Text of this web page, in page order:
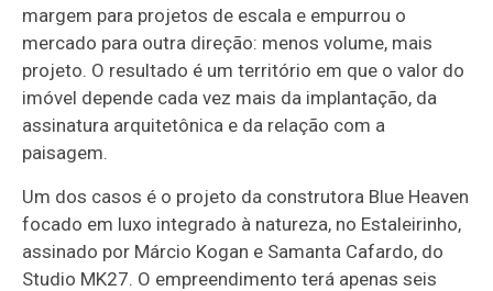
margem para projetos de escala e empurrou o
mercado para outra direção: menos volume, mais
projeto. O resultado é um território em que o valor do
imóvel depende cada vez mais da implantação, da
assinatura arquitetônica e da relação com a
paisagem.
Um dos casos é o projeto da construtora Blue Heaven
focado em luxo integrado à natureza, no Estaleirinho,
assinado por Márcio Kogan e Samanta Cafardo, do
Studio MK27. O empreendimento terá apenas seis